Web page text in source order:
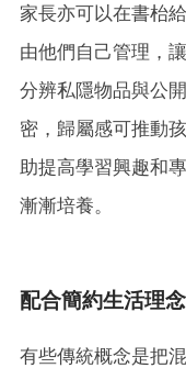
家長亦可以在書枱
由他們自己管理，
分辨私隱物品與公
密，歸屬感可推動
助提高學習興趣和
漸漸培養。
配合簡約生活理念
有些傳統概念是把